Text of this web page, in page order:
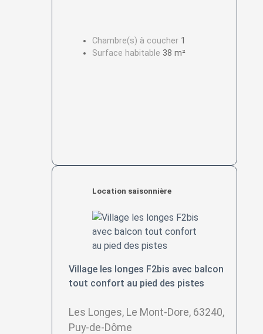
Chambre(s) à coucher 1
Surface habitable 38 m²
Location saisonnière
Village les longes F2bis avec balcon
tout confort au pied des pistes
Les Longes, Le Mont-Dore, 63240,
Puy-de-Dôme